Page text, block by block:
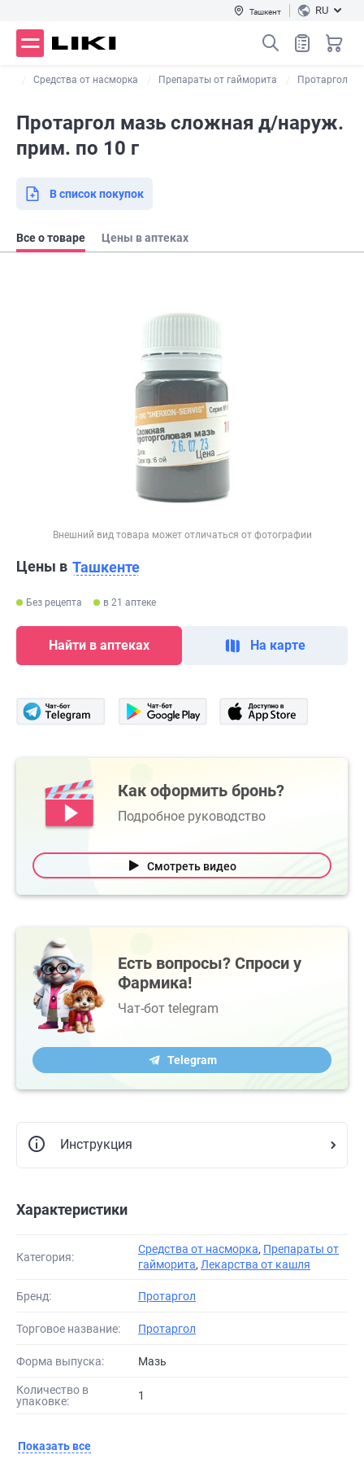
Ташкент RU
Средства от насморка Препараты от гайморита Протаргол
Протаргол мазь сложная д/наруж.
прим. по 10 г
В список покупок
Все о товаре Цены в аптеках
Внешний вид товара может отличаться от фотографии
Цены в Ташкенте
Без рецепта в 21 аптеке
Найти в аптеках На карте
Как оформить бронь?
Подробное руководство
Смотреть видео
Есть вопросы? Спроси у
Фармика!
Чат-бот telegram
Telegram
Инструкция
Характеристики
Категория:
Средства от насморка, Препараты от
гайморита, Лекарства от кашля
Бренд: Протаргол
Торговое название: Протаргол
Форма выпуска: Мазь
Количество в
упаковке:
1
Показать все